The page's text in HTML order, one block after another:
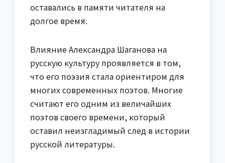
оставались в памяти читателя на
долгое время.
Влияние Александра Шаганова на
русскую культуру проявляется в том,
что его поэзия стала ориентиром для
многих современных поэтов. Многие
считают его одним из величайших
поэтов своего времени, который
оставил неизгладимый след в истории
русской литературы.